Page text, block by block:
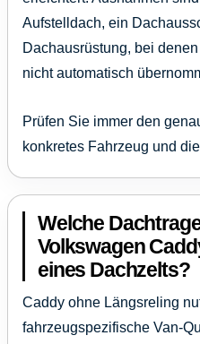
Aufstelldach, ein
Dachausrüstung, bei
nicht automatisch
Prüfen Sie immer den
konkretes Fahrzeug und
Welche
Volkswagen
eines Dachzelts?
Caddy ohne Längsreling
fahrzeugspezifische Van-